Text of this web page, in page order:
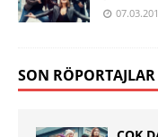
SON RÖPORTAJLAR